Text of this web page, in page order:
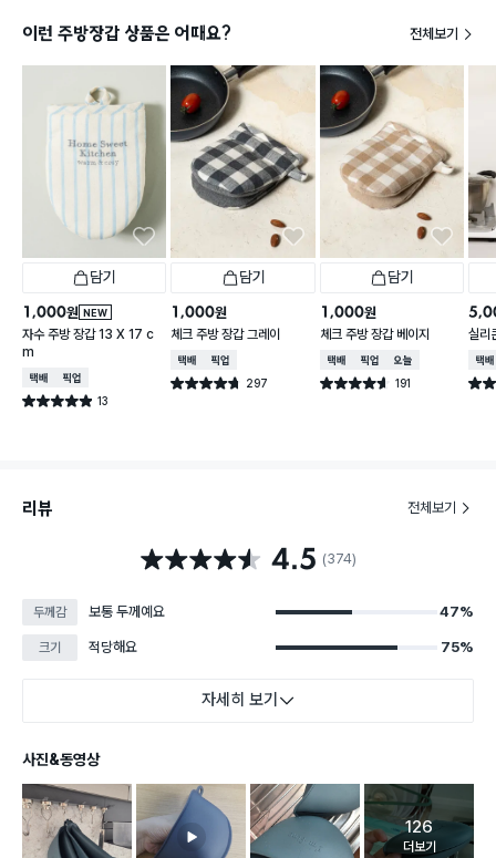
이런 주방장갑 상품은 어때요? 전체보기
담기
NEW
1,000원
자수 주방 장갑 13 X 17 c
m
택배배송매장픽업
별점 4.9점 13
건 작성
담기
1,000원
체크 주방 장갑 그레이
택배배송매장픽업
별점 4.7점 297
건 작성
담기
1,000원
체크 주방 장갑 베이지
택배배송매장픽업오늘배송
별점 4.6점 191
건 작성
실리
택배
별점
리뷰 전체보기
별점 4.5점 4.5 (374)
두께감 보통 두께예요 47%
크기 적당해요 75%
자세히 보기
사진&동영상
고객 리뷰
126
더보기